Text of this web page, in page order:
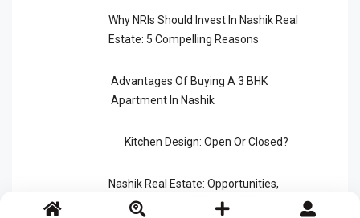
Why NRIs Should Invest In Nashik Real
Estate: 5 Compelling Reasons
Advantages Of Buying A 3 BHK
Apartment In Nashik
Kitchen Design: Open Or Closed?
Nashik Real Estate: Opportunities,
Properties, & Insights Unveiled